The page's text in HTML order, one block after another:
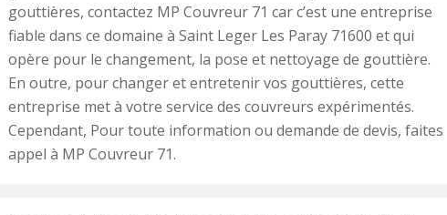
gouttières, contactez MP Couvreur 71 car c’est une entreprise
fiable dans ce domaine à Saint Leger Les Paray 71600 et qui
opère pour le changement, la pose et nettoyage de gouttière.
En outre, pour changer et entretenir vos gouttières, cette
entreprise met à votre service des couvreurs expérimentés.
Cependant, Pour toute information ou demande de devis, faites
appel à MP Couvreur 71.